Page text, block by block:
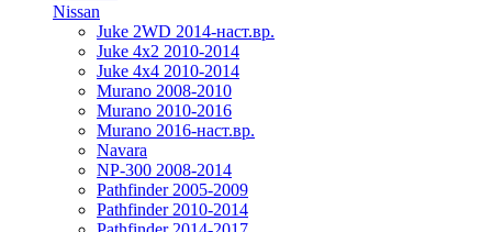
Nissan
Juke 2WD 2014-наст.вр.
Juke 4x2 2010-2014
Juke 4x4 2010-2014
Murano 2008-2010
Murano 2010-2016
Murano 2016-наст.вр.
Navara
NP-300 2008-2014
Pathfinder 2005-2009
Pathfinder 2010-2014